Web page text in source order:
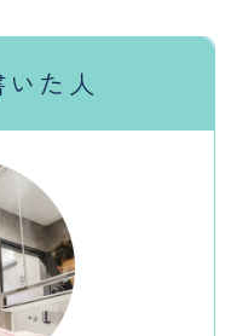
いた人